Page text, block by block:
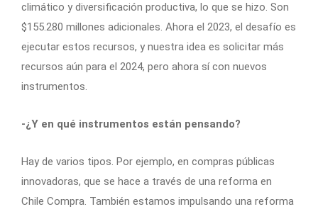
climático y diversificación productiva, lo que se hizo. Son
$155.280 millones adicionales. Ahora el 2023, el desafío es
ejecutar estos recursos, y nuestra idea es solicitar más
recursos aún para el 2024, pero ahora sí con nuevos
instrumentos.
-¿Y en qué instrumentos están pensando?
Hay de varios tipos. Por ejemplo, en compras públicas
innovadoras, que se hace a través de una reforma en
Chile Compra. También estamos impulsando una reforma